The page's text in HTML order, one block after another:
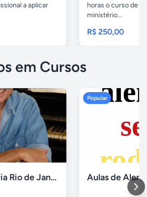
a aplicar
horas o curso de
ministério...
R$ 250,00
em Cursos
Aulas de bateria Rio de Janeiro
Popular